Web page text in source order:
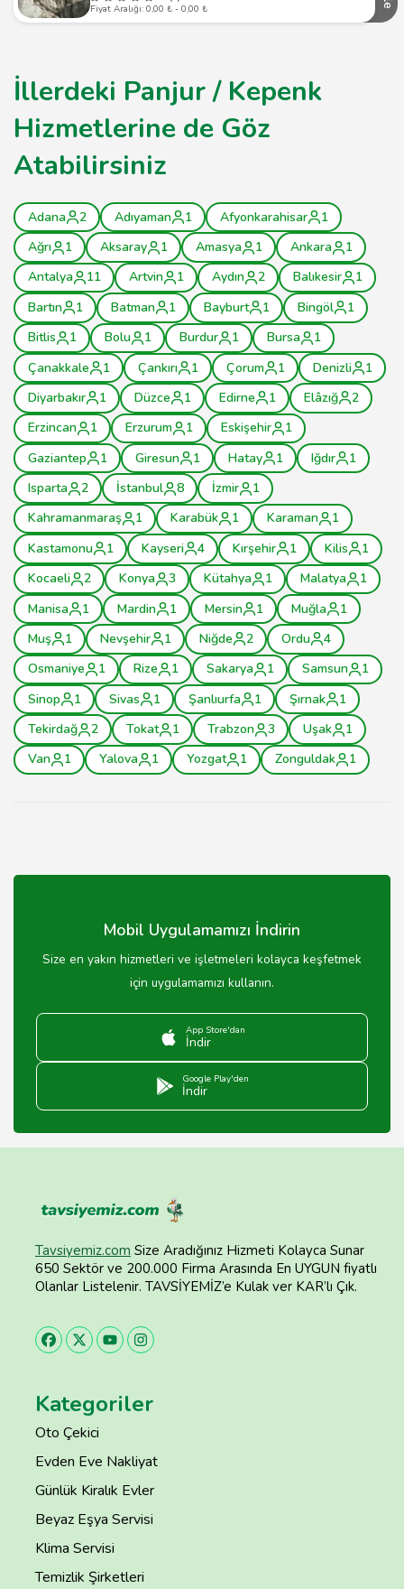
Fiyat Aralığı: 0,00 ₺ - 0,00 ₺
İllerdeki Panjur / Kepenk
Hizmetlerine de Göz
Atabilirsiniz
Adana 2 Adıyaman 1 Afyonkarahisar
1
Ağrı
1 Aksaray 1 Amasya 1 Ankara
1
Antalya
11 Artvin 1 Aydın 2 Balıkesir
1
Bartın
1 Batman 1 Bayburt 1 Bingöl
1
Bitlis
1 Bolu 1 Burdur 1 Bursa
1
Çanakkale
1 Çankırı 1 Çorum 1 Denizli
1
Diyarbakır
1 Düzce 1 Edirne 1 Elâzığ
2
Erzincan
1 Erzurum 1 Eskişehir
1
Gaziantep
1 Giresun 1 Hatay 1 Iğdır
1
Isparta
2 İstanbul 8 İzmir
1
Kahramanmaraş
1 Karabük 1 Karaman
1
Kastamonu
1 Kayseri 4 Kırşehir 1 Kilis
1
Kocaeli
2 Konya 3 Kütahya 1 Malatya
1
Manisa
1 Mardin 1 Mersin 1 Muğla
1
Muş
1 Nevşehir 1 Niğde 2 Ordu
4
Osmaniye
1 Rize 1 Sakarya 1 Samsun
1
Sinop
1 Sivas 1 Şanlıurfa 1 Şırnak
1
Tekirdağ
2 Tokat 1 Trabzon 3 Uşak
1
Van
1 Yalova 1 Yozgat 1 Zonguldak 1
Mobil Uygulamamızı İndirin
Size en yakın hizmetleri ve işletmeleri kolayca keşfetmek
için uygulamamızı kullanın.
App Store'dan
İndir
Google Play'den
İndir
Tavsiyemiz.com Size Aradığınız Hizmeti Kolayca Sunar
650 Sektör ve 200.000 Firma Arasında En UYGUN fiyatlı
Olanlar Listelenir. TAVSİYEMİZ’e Kulak ver KAR’lı Çık.
Kategoriler
Oto Çekici
Evden Eve Nakliyat
Günlük Kiralık Evler
Beyaz Eşya Servisi
Klima Servisi
Temizlik Şirketleri